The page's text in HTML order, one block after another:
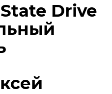
Drive